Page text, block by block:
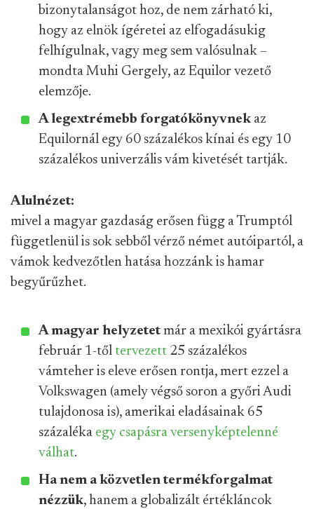
bizonytalanságot hoz, de nem zárható ki,
hogy az elnök ígéretei az elfogadásukig
felhígulnak, vagy meg sem valósulnak –
mondta Muhi Gergely, az Equilor vezető
elemzője.
A legextrémebb forgatókönyvnek az
Equilornál egy 60 százalékos kínai és egy 10
százalékos univerzális vám kivetését tartják.
Alulnézet:
mivel a magyar gazdaság erősen függ a Trumptól
függetlenül is sok sebből vérző német autóipartól, a
vámok kedvezőtlen hatása hozzánk is hamar
begyűrűzhet.
A magyar helyzetet már a mexikói gyártásra
február 1-től tervezett 25 százalékos
vámteher is eleve erősen rontja, mert ezzel a
Volkswagen (amely végső soron a győri Audi
tulajdonosa is), amerikai eladásainak 65
százaléka egy csapásra versenyképtelenné
válhat.
Ha nem a közvetlen termékforgalmat
nézzük, hanem a globalizált értékláncok